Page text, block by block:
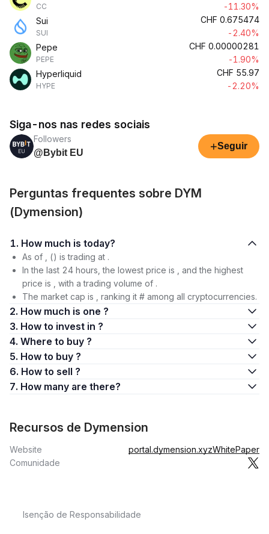
CC
-11.30%
Sui
SUI
CHF 0.675474
-2.40%
Pepe
PEPE
CHF 0.00000281
-1.90%
Hyperliquid
HYPE
CHF 55.97
-2.20%
Siga-nos nas redes sociais
Followers
@Bybit EU
+Seguir
Perguntas frequentes sobre DYM
(Dymension)
1. How much is today?
As of , () is trading at .
In the last 24 hours, the lowest price is , and the highest
price is , with a trading volume of .
The market cap is , ranking it # among all cryptocurrencies.
2. How much is one ?
3. How to invest in ?
4. Where to buy ?
5. How to buy ?
6. How to sell ?
7. How many are there?
Recursos de Dymension
Website portal.dymension.xyzWhitePaper
Comunidade
Isenção de Responsabilidade